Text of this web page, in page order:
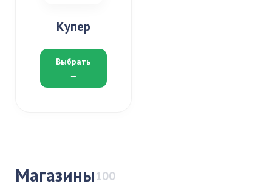
Купер
Выбрать
→
Магазины100